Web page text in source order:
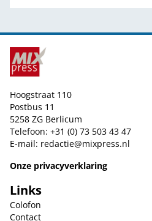
Hoogstraat 110
Postbus 11
5258 ZG Berlicum
Telefoon: +31 (0) 73 503 43 47
E-mail: redactie@mixpress.nl
Onze privacyverklaring
Links
Colofon
Contact